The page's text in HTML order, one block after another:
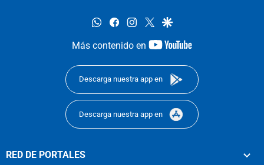
whatsappfacebookinstagram
twittergoogle
Más contenido en
youtube-
Descarga nuestra app en
Descarga nuestra app en
RED DE PORTALES